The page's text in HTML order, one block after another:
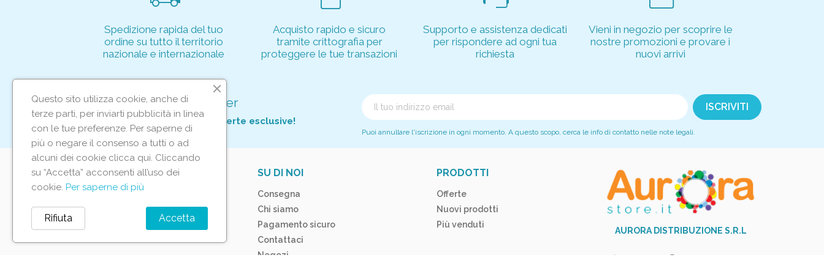
Spedizione rapida del tuo
ordine su tutto il territorio
nazionale e internazionale
Acquisto rapido e sicuro
tramite crittografia per
proteggere le tue transazioni
Supporto e assistenza dedicati
per rispondere ad ogni tua
richiesta
Vieni in negozio per scoprire le
nostre promozioni e provare i
nuovi arrivi
Iscriviti alla nostra newsletter
Per non perderti tutte le nostre offerte esclusive!
Puoi annullare l'iscrizione in ogni momento. A questo scopo, cerca le info di contatto nelle note legali.
IL TUO ACCOUNT
Tracciamento ordine
Accedi
SU DI NOI
Consegna
Chi siamo
Pagamento sicuro
Contattaci
Negozi
PRODOTTI
Offerte
Nuovi prodotti
Più venduti
AURORA DISTRIBUZIONE S.R.L
phone +39 081 517 9251
Questo sito utilizza cookie, anche di
terze parti, per inviarti pubblicità in linea
con le tue preferenze. Per saperne di
più o negare il consenso a tutti o ad
alcuni dei cookie clicca qui. Cliccando
su “Accetta” acconsenti all’uso dei
cookie. Per saperne di più
Accetta
Rifiuta